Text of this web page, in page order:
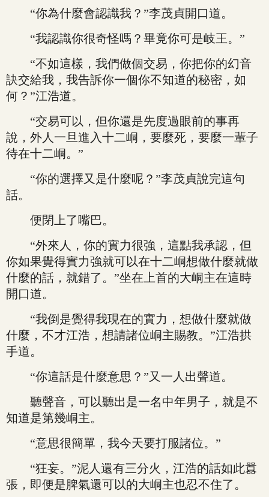
“你為什麼會認識我？”李茂貞開口道。
“我認識你很奇怪嗎？畢竟你可是岐王。”
“不如這樣，我們做個交易，你把你的幻音
訣交給我，我告訴你一個你不知道的秘密，如
何？”江浩道。
“交易可以，但你還是先度過眼前的事再
說，外人一旦進入十二峒，要麼死，要麼一輩子
待在十二峒。”
“你的選擇又是什麼呢？”李茂貞說完這句
話。
便閉上了嘴巴。
“外來人，你的實力很強，這點我承認，但
你如果覺得實力強就可以在十二峒想做什麼就做
什麼的話，就錯了。”坐在上首的大峒主在這時
開口道。
“我倒是覺得我現在的實力，想做什麼就做
什麼，不才江浩，想請諸位峒主賜教。”江浩拱
手道。
“你這話是什麼意思？”又一人出聲道。
聽聲音，可以聽出是一名中年男子，就是不
知道是第幾峒主。
“意思很簡單，我今天要打服諸位。”
“狂妄。”泥人還有三分火，江浩的話如此囂
張，即便是脾氣還可以的大峒主也忍不住了。